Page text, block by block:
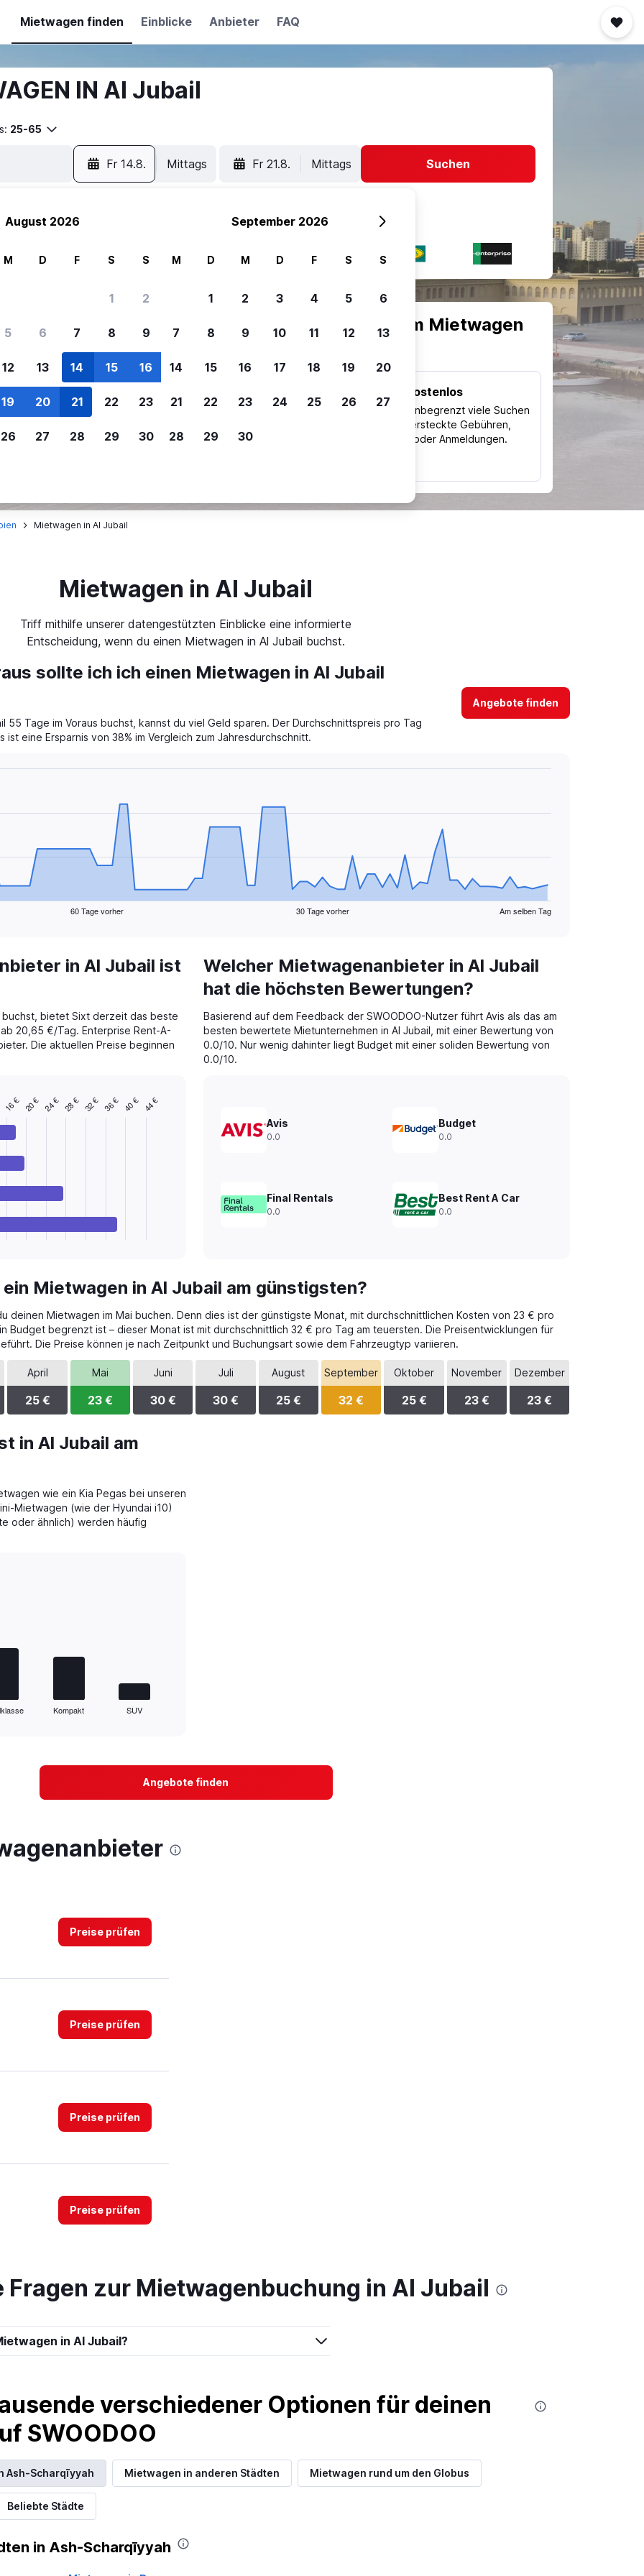
Mietwagen finden Einblicke Anbieter FAQ
IN Al Jubail
25-65
Fr 14.8. Mittags Fr 21.8. Mittags Suchen
Reisenden sich für SWOODOO entscheiden, um Mietwagen
Preisalarm
Lass dich benachrichtigen,
um kein tolles Angebot zu
Anpassung von Trips
Mietwagenergebnisse nach
Kostenlos
Nutze unbegrenzt viele Suchen
ohne versteckte Gebühren,
Kosten oder Anmeldungen.
Mietwagen in Al Jubail
Mietwagen in Al Jubail
Triff mithilfe unserer datengestützten Einblicke eine informierte
Entscheidung, wenn du einen Mietwagen in Al Jubail buchst.
sollte ich ich einen Mietwagen in Al Jubail
55 Tage im Voraus buchst, kannst du viel Geld sparen. Der Durchschnittspreis pro Tag
eine Ersparnis von 38% im Vergleich zum Jahresdurchschnitt.
Angebote finden
60 Tage vorher 30 Tage vorher Am selben Tag
in Al Jubail ist
buchst, bietet Sixt derzeit das beste
20,65 €/Tag. Enterprise Rent-A-
Die aktuellen Preise beginnen
16 € 20 € 24 € 28 € 32 € 36 € 40 € 44 €
Welcher Mietwagenanbieter in Al Jubail
hat die höchsten Bewertungen?
Basierend auf dem Feedback der SWOODOO-Nutzer führt Avis als das am
besten bewertete Mietunternehmen in Al Jubail, mit einer Bewertung von
0.0/10. Nur wenig dahinter liegt Budget mit einer soliden Bewertung von
0.0/10.
Avis
0.0
Budget
0.0
Final Rentals
0.0
Best Rent A Car
0.0
Mietwagen in Al Jubail am günstigsten?
deinen Mietwagen im Mai buchen. Denn dies ist der günstigste Monat, mit durchschnittlichen Kosten von 23 € pro
Budget begrenzt ist – dieser Monat ist mit durchschnittlich 32 € pro Tag am teuersten. Die Preisentwicklungen für
Die Preise können je nach Zeitpunkt und Buchungsart sowie dem Fahrzeugtyp variieren.
April
25 €
Mai
23 €
Juni
30 €
Juli
30 €
August
25 €
September
32 €
Oktober
25 €
November
23 €
Dezember
23 €
in Al Jubail am
wie ein Kia Pegas bei unseren
Mietwagen (wie der Hyundai i10)
oder ähnlich) werden häufig
Kompakt SUV
Angebote finden
Preise prüfen
Preise prüfen
Preise prüfen
Preise prüfen
Preise prüfen
Preise prüfen
Car
zur Mietwagenbuchung in Al Jubail
in Al Jubail?
verschiedener Optionen für deinen
SWOODOO
Ash-Scharqīyyah Mietwagen in anderen Städten Mietwagen rund um den Globus
Beliebte Städte
in Ash-Scharqīyyah
August 2026
M D F S S
1 2
5 6 7 8 9
12 13 14 15 16
19 20 21 22 23
26 27 28 29 30
September 2026
M D M D F S S
1 2 3 4 5 6
7 8 9 10 11 12 13
14 15 16 17 18 19 20
21 22 23 24 25 26 27
28 29 30